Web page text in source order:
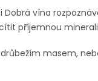
Dobrá vína
příjemnou
masem,